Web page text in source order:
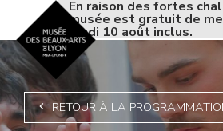
Aller
au
contenu
principal
Accueil -
En raison des fortes
musée est gratuit de
lundi 10 août inclus.
RETOUR À LA